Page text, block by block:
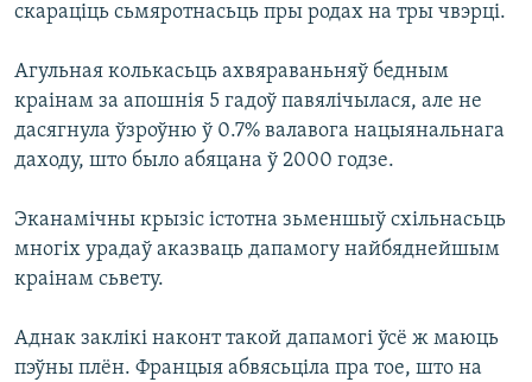
скараціць сьмяротнасьць пры родах на тры чвэрці.
Агульная колькасьць ахвяраваньняў бедным
краінам за апошнія 5 гадоў павялічылася, але не
дасягнула ўзроўню ў 0.7% валавога нацыянальнага
даходу, што было абяцана ў 2000 годзе.
Эканамічны крызіс істотна зьменшыў схільнасьць
многіх урадаў аказваць дапамогу найбяднейшым
краінам сьвету.
Аднак заклікі наконт такой дапамогі ўсё ж маюць
пэўны плён. Францыя абвясьціла пра тое, што на